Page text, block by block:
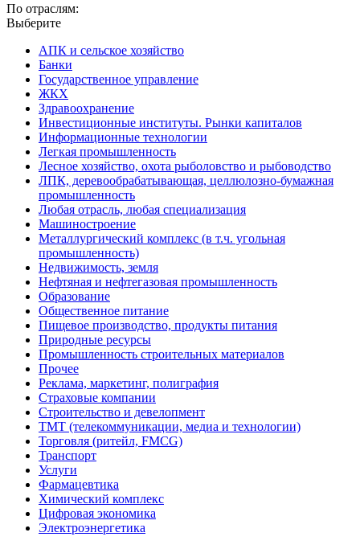
По отраслям:
Выберите
АПК и сельское хозяйство
Банки
Государственное управление
ЖКХ
Здравоохранение
Инвестиционные институты. Рынки капиталов
Информационные технологии
Легкая промышленность
Лесное хозяйство, охота рыболовство и рыбоводство
ЛПК, деревообрабатывающая, целлюлозно-бумажная
промышленность
Любая отрасль, любая специализация
Машиностроение
Металлургический комплекс (в т.ч. угольная
промышленность)
Недвижимость, земля
Нефтяная и нефтегазовая промышленность
Образование
Общественное питание
Пищевое производство, продукты питания
Природные ресурсы
Промышленность строительных материалов
Прочее
Реклама, маркетинг, полиграфия
Страховые компании
Строительство и девелопмент
ТМТ (телекоммуникации, медиа и технологии)
Торговля (ритейл, FMCG)
Транспорт
Услуги
Фармацевтика
Химический комплекс
Цифровая экономика
Электроэнергетика